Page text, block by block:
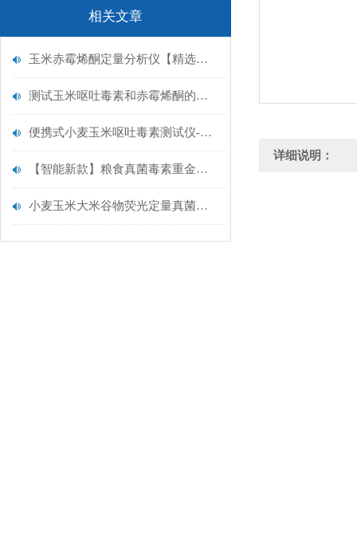
相关文章
玉米赤霉烯酮定量分析仪【精选仪器】云唐真菌毒素检测仪
测试玉米呕吐毒素和赤霉烯酮的便携式测试仪选择云唐升级真菌毒素检测仪
便携式小麦玉米呕吐毒素测试仪-真菌毒素检测仪【云唐智能新款推荐】
【智能新款】粮食真菌毒素重金属快速检测仪@粮食真菌毒素检测仪
小麦玉米大米谷物荧光定量真菌毒素检测仪.云唐仪器推荐
详细说明：